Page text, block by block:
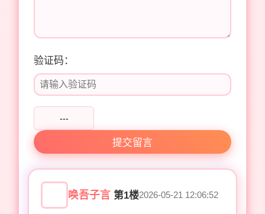
验证码：
---
提交留言
唤吾子言 第1楼2026-05-21 12:06:52